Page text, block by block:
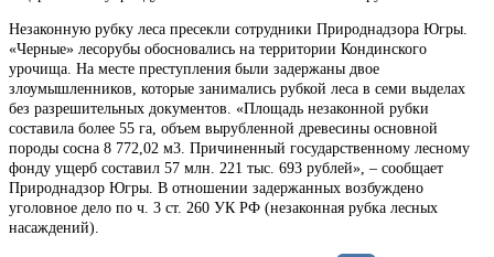
Незаконную рубку леса пресекли сотрудники Природнадзора Югры.
«Черные» лесорубы обосновались на территории Кондинского
урочища. На месте преступления были задержаны двое
злоумышленников, которые занимались рубкой леса в семи выделах
без разрешительных документов. «Площадь незаконной рубки
составила более 55 га, объем вырубленной древесины основной
породы сосна 8 772,02 м3. Причиненный государственному лесному
фонду ущерб составил 57 млн. 221 тыс. 693 рублей», – сообщает
Природнадзор Югры. В отношении задержанных возбуждено
уголовное дело по ч. 3 ст. 260 УК РФ (незаконная рубка лесных
насаждений).